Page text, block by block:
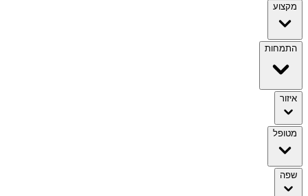
מקצוע
התמחות
איזור
מטופל
שפה